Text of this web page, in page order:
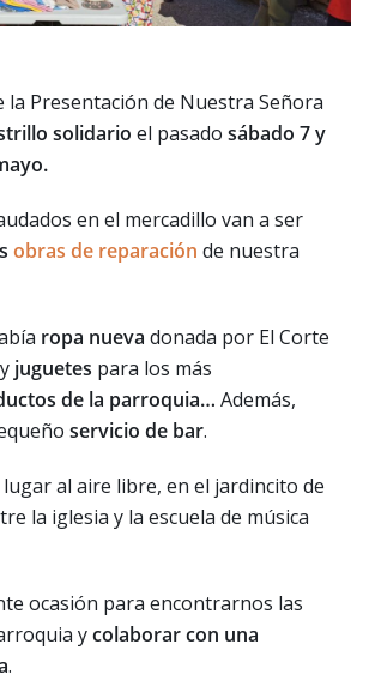
la Presentación de Nuestra Señora
solidario el pasado sábado 7 y
en el mercadillo van a ser
obras de reparación de nuestra
ropa nueva donada por El Corte
juguetes para los más
de la parroquia… Además,
servicio de bar.
al aire libre, en el jardincito de
la iglesia y la escuela de música
ocasión para encontrarnos las
ycolaborar con una
.